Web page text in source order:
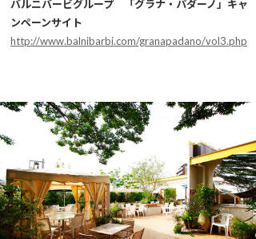
バルニバービグループ 「グラナ・パダーノ」キャ
ンペーンサイト
http://www.balnibarbi.com/granapadano/vol3.php